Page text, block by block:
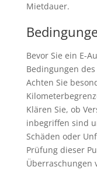
Mietdauer.
Bevor Sie ein E-
Bedingungen
Achten Sie
Klären Sie, ob
inbegriffen sind
Schäden oder
Prüfung dieser
Überraschungen